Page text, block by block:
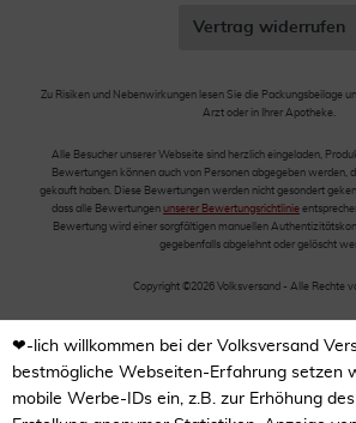
Vertrag widerrufen
Zu Risiken und Nebenwirkungen lesen Sie die Packungsbeilage
Arzt oder in Ihrer Apotheke.
Alle Besucher unserer Webseite sind herzlich eingeladen,
Bewertungen können auch von Personen abgegeben werden,
gekauft haben. Diese Bewertungen werden nicht gesondert
dass alle Bewertungen unserer Bewertungsrichtlinie
Bewertung wird einer sorgfältigen manuellen
gegebenfalls abgelehnt oder gelöscht
Copyright ©2026 Volksversand - Alle Rechte
❤-lich willkommen bei der Volksversand
bestmögliche Webseiten-Erfahrung setzen
mobile Werbe-IDs ein, z.B. zur Erhöhung